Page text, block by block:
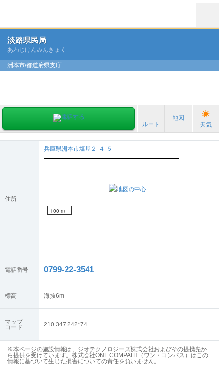
淡路県民局
あわじけんみんきょく
洲本市/都道府県支庁
ルート
地図
天気
住所
兵庫県洲本市塩屋２-４-５
100 m
電話番号 0799-22-3541
標高 海抜6m
マップ
コード
210 347 242*74
※本ページの施設情報は、ジオテクノロジーズ株式会社およびその提携先か
ら提供を受けています。株式会社ONE COMPATH（ワン・コンパス）はこの
情報に基づいて生じた損害についての責任を負いません。